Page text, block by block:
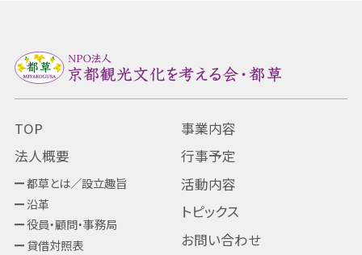
TOP
法人概要
都草とは／設立趣旨
沿革
役員・顧問・事務局
貸借対照表
事業内容
行事予定
活動内容
トピックス
お問い合わせ